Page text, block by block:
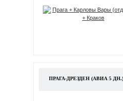
ПРАГА-ДРЕЗДЕН (АВИА 5 ДН.)